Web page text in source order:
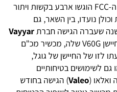
אחרי שגוגל קיבלה את אישור ה-FCC הוגשו ארבע בקשות ויתור
נועדו, בין השאר, גם
שעברה הגישה חברתVayyar
בקשה דומה עבור חיישן V60G שלה, מכשיר מכ"ם
לזו של החיישן של גוגל,
גם לשימושים בטיחותיים
ואלאו (Valeo) הגישה בחודש